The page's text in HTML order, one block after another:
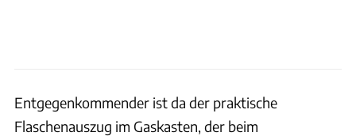
Entgegenkommender ist da der praktische
Flaschenauszug im Gaskasten, der beim